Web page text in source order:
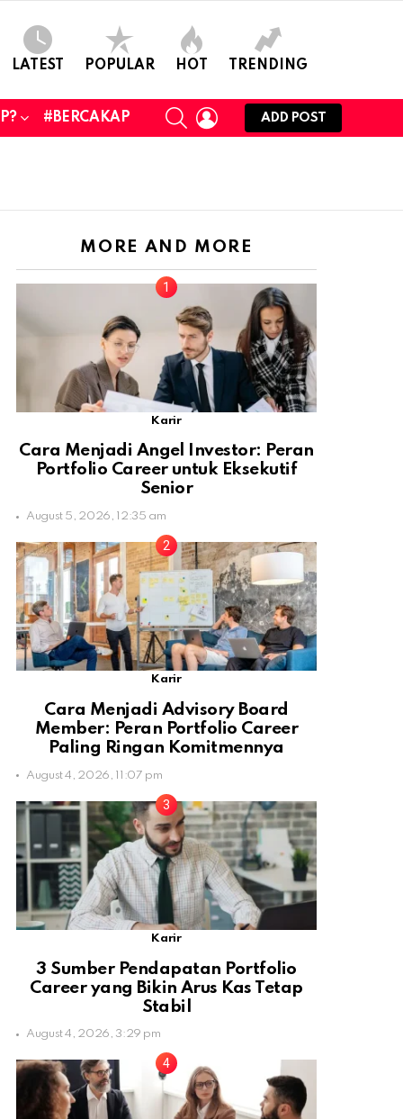
LATEST POPULAR HOT TRENDING
#BERCAKAP
SEARCHLOGIN
ADD POST
MORE AND MORE
Karir
Cara Menjadi Angel Investor: Peran
Portfolio Career untuk Eksekutif
Senior
August 5, 2026, 12:35 am
Karir
Cara Menjadi Advisory Board
Member: Peran Portfolio Career
Paling Ringan Komitmennya
August 4, 2026, 11:07 pm
Karir
3 Sumber Pendapatan Portfolio
Career yang Bikin Arus Kas Tetap
Stabil
August 4, 2026, 3:29 pm